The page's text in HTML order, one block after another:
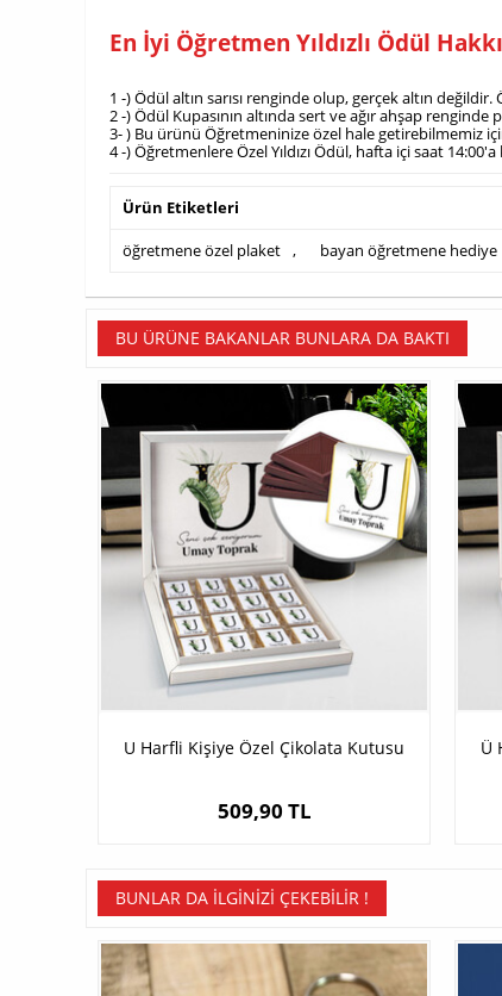
En İyi Öğretmen Yıldızlı Ödül
1 -) Ödül altın sarısı renginde olup, gerçek altın
2 -) Ödül Kupasının altında sert ve ağır ahşap
3- ) Bu ürünü Öğretmeninize özel hale getirebilmemiz
4 -) Öğretmenlere Özel Yıldızı Ödül, hafta içi saat
Ürün Etiketleri
öğretmene özel plaket , bayan öğretmene hediye
BU ÜRÜNE BAKANLAR BUNLARA DA BAKTI
U Harfli Kişiye Özel Çikolata Kutusu
509,90 TL
Ü
BUNLAR DA İLGINIZI ÇEKEBILIR !